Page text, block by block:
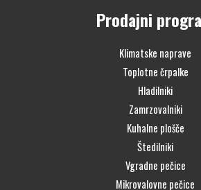
Prodajni
Klimatske naprave
Toplotne črpalke
Hladilniki
Zamrzovalniki
Kuhalne plošče
Štedilniki
Vgradne pečice
Mikrovalovne pečice